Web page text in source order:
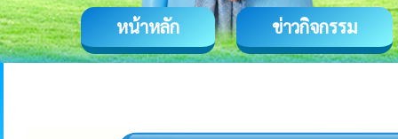
หน้าหลัก ข่าวกิจกรรม